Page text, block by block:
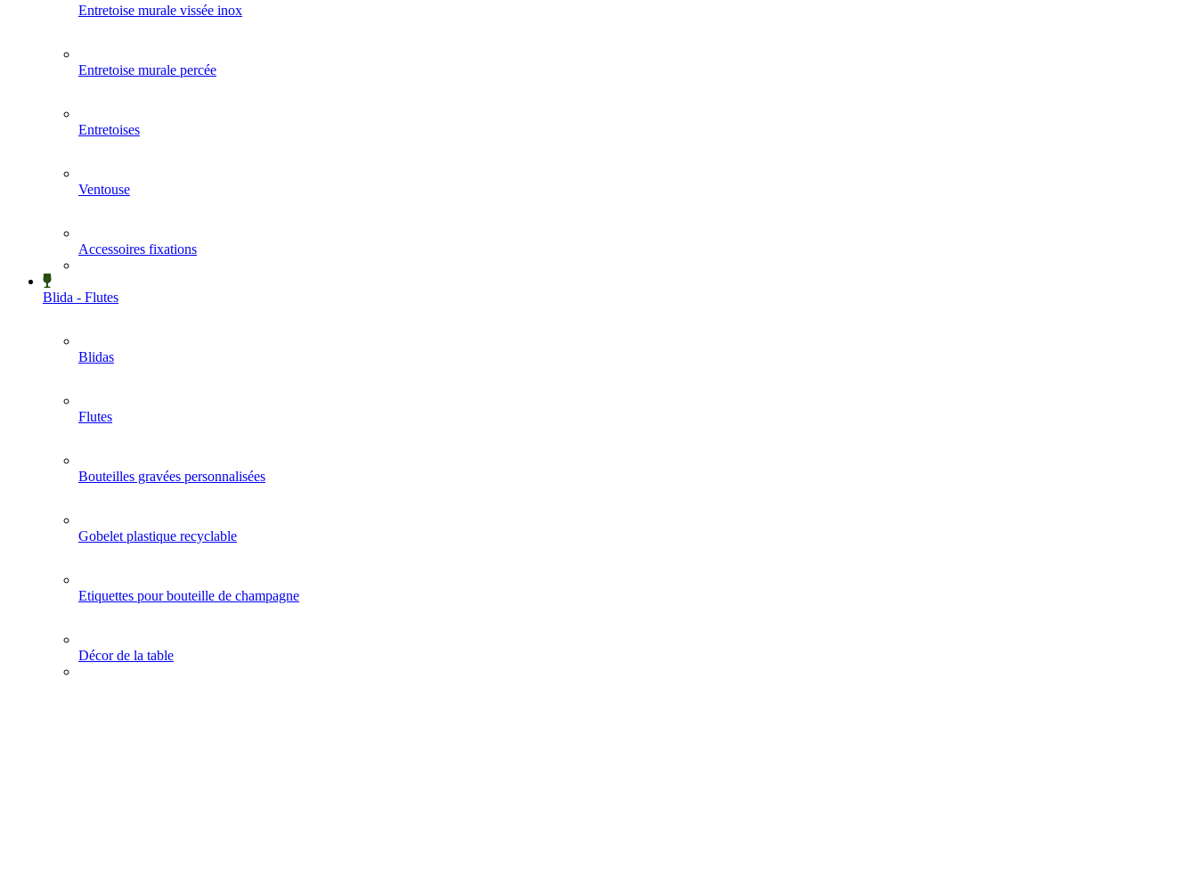
Entretoise murale vissée inox
Entretoise murale percée
Entretoises
Ventouse
Accessoires fixations
Blida - Flutes
Blidas
Flutes
Bouteilles gravées personnalisées
Gobelet plastique recyclable
Etiquettes pour bouteille de champagne
Décor de la table